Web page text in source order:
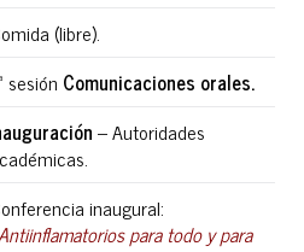
(libre).
sesión Comunicaciones orales.
– Autoridades
inaugural:
para todo y para